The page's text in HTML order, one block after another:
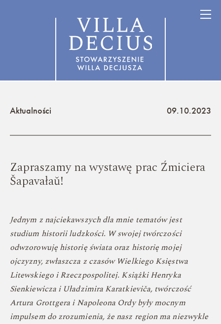
Aktualności 09.10.2023
Zapraszamy na wystawę prac Źmiciera
Šapavałaŭ!
Jednym z najciekawszych dla mnie tematów jest
studium historii ludzkości. W swojej twórczości
odwzorowuję historię świata oraz historię mojej
ojczyzny, zwłaszcza z czasów Wielkiego Księstwa
Litewskiego i Rzeczpospolitej. Książki Henryka
Sienkiewicza i Uładzimira Karatkieviča, twórczość
Artura Grottgera i Napoleona Ordy były mocnym
impulsem do zrozumienia, że nasz region ma niezwykle